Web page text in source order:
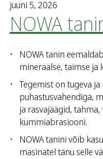
juuni 5, 2026
NOWA
NOWA tanin
mineraalse, taimse ja
Tegemist on tugeva
puhastusvahendiga,
ja rasvajäägid,
kummiabrasiooni.
NOWA tanini võib
masinatel tänu selle